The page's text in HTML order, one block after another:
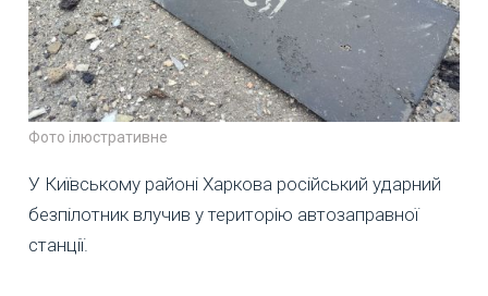
Фото ілюстративне
У Київському районі Харкова російський ударний
безпілотник влучив у територію автозаправної
станції.